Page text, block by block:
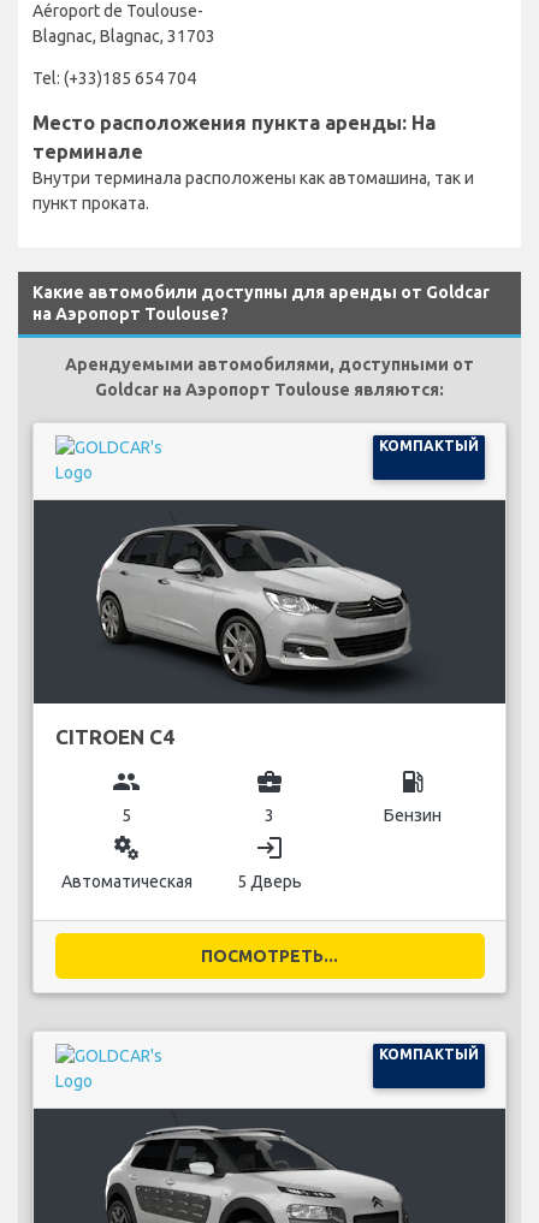
Aéroport de Toulouse-
Blagnac, Blagnac, 31703
Tel: (+33)185 654 704
Место расположения пункта аренды: На
терминале
Внутри терминала расположены как автомашина, так и
пункт проката.
Какие автомобили доступны для аренды от Goldcar
на Аэропорт Toulouse?
Арендуемыми автомобилями, доступными от
Goldcar на Аэропорт Toulouse являются:
КОМПАКТЫЙ
CITROEN C4
group
5
business_center
3
local_gas_station
Бензин
miscellaneous_services
Автоматическая
login
5 Дверь
ПОСМОТРЕТЬ...
КОМПАКТЫЙ